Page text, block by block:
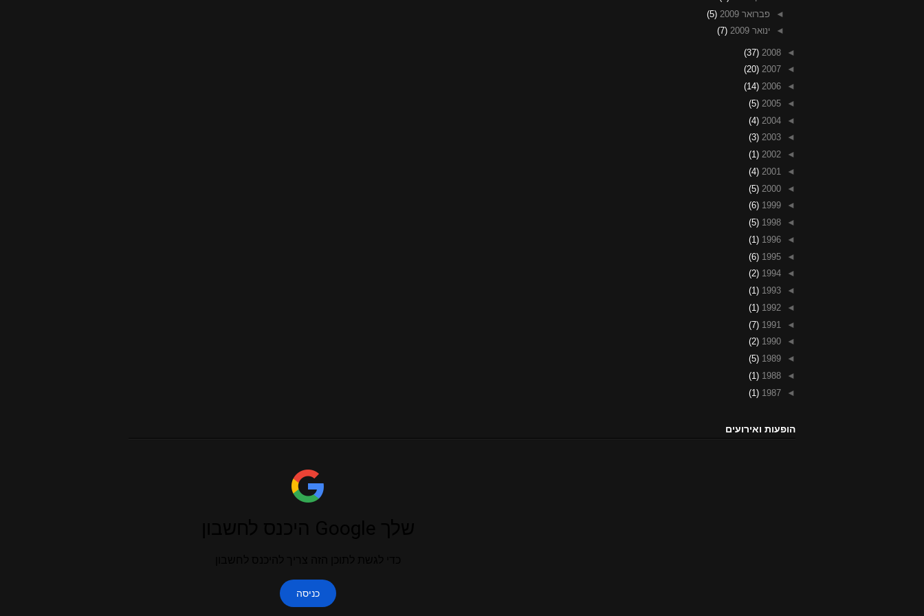
◄ פברואר 2009
(5)
◄ ינואר 2009 (7)
◄
2008
(37)
◄
2007
(20)
◄
2006
(14)
◄
2005
(5)
◄
2004
(4)
◄
2003
(3)
◄
2002
(1)
◄
2001
(4)
◄
2000
(5)
◄
1999
(6)
◄
1998
(5)
◄
1996
(1)
◄
1995
(6)
◄
1994
(2)
◄
1993
(1)
◄
1992
(1)
◄
1991
(7)
◄
1990
(2)
◄
1989
(5)
◄
1988
(1)
◄
1987
(1)
הופעות ואירועים